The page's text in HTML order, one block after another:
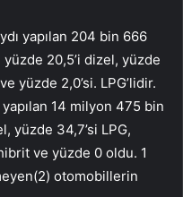
yapılan 204 bin 666
20,5’i dizel, yüzde
yüzde 2,0’si. LPG’lidir.
14 milyon 475 bin
yüzde 34,7’si LPG,
ve yüzde 0 oldu. 1
otomobillerin